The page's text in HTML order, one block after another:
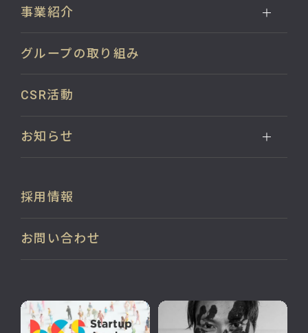
事業紹介
グループの取り組み
CSR活動
お知らせ
採用情報
お問い合わせ